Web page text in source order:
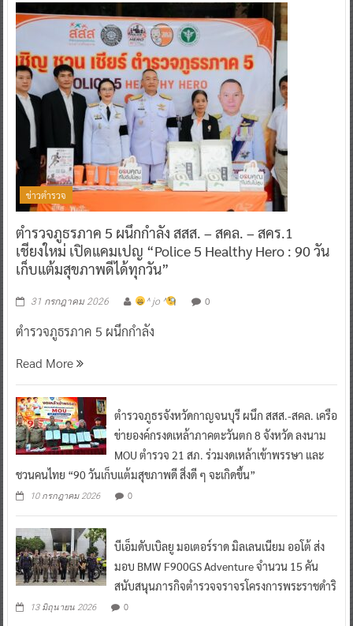
ข่าวตำรวจ
ตำรวจภูธรภาค 5 ผนึกกำลัง สสส. – สคล. – สคร.1
เชียงใหม่ เปิดแคมเปญ “Police 5 Healthy Hero : 90 วัน
เก็บแต้มสุขภาพดีได้ทุกวัน”
31 กรกฎาคม 2026 ^ jo ^ 0
ตำรวจภูธรภาค 5 ผนึกกำลัง
Read More
ตำรวจภูธรจังหวัดกาญจนบุรี ผนึก สสส.-สคล. เครือ
ข่ายองค์กรงดเหล้าภาคตะวันตก 8 จังหวัด ลงนาม
MOU ตำรวจ 21 สภ. ร่วมงดเหล้าเข้าพรรษา และ
ชวนคนไทย “90 วันเก็บแต้มสุขภาพดี สิ่งดี ๆ จะเกิดขึ้น”
10 กรกฎาคม 2026 0
บีเอ็มดับเบิลยู มอเตอร์ราด มิลเลนเนียม ออโต้ ส่ง
มอบ BMW F900GS Adventure จำนวน 15 คัน
สนับสนุนภารกิจตำรวจจราจรโครงการพระราชดำริ
13 มิถุนายน 2026 0